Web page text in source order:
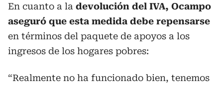
En cuanto a la devolución del IVA, Ocampo
aseguró que esta medida debe repensarse
en términos del paquete de apoyos a los
ingresos de los hogares pobres:
“Realmente no ha funcionado bien, tenemos